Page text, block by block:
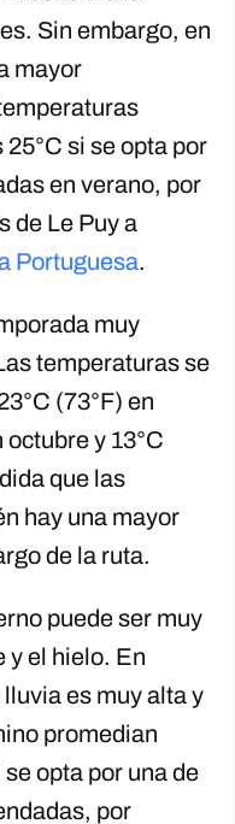
Sin embargo, en
mayor
si se opta por
en verano, por
de Le Puy a
Portuguesa.
muy
temperaturas se
(73°F) en
y 13°C
que las
hay una mayor
de la ruta.
puede ser muy
y el hielo. En
es muy alta y
promedian
opta por una de
por